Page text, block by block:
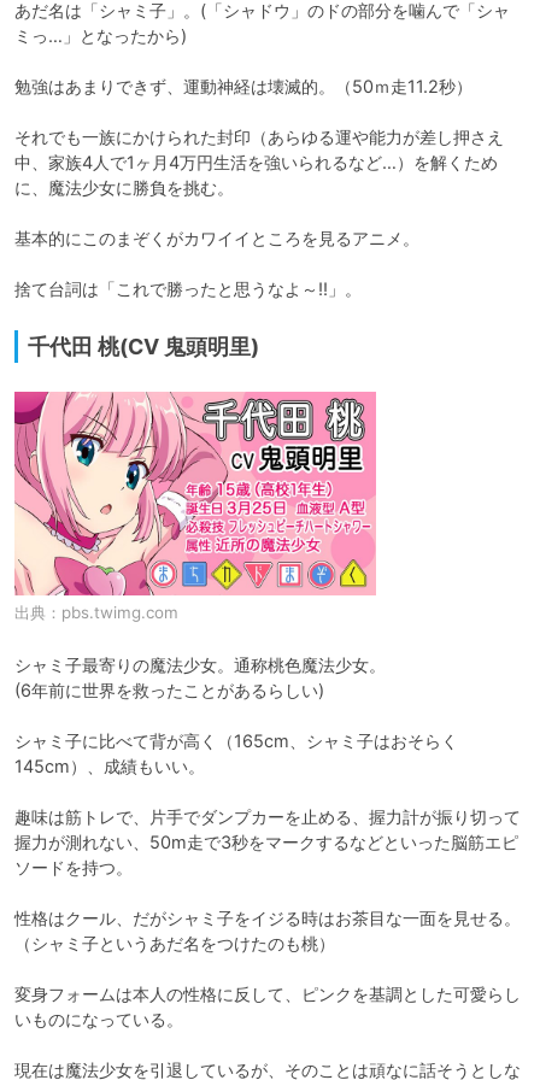
あだ名は「シャミ子」。(「シャドウ」のドの部分を噛んで「シャ
ミっ…」となったから)
勉強はあまりできず、運動神経は壊滅的。（50ｍ走11.2秒）
それでも一族にかけられた封印（あらゆる運や能力が差し押さえ
中、家族4人で1ヶ月4万円生活を強いられるなど…）を解くため
に、魔法少女に勝負を挑む。
基本的にこのまぞくがカワイイところを見るアニメ。
捨て台詞は「これで勝ったと思うなよ～!!」。
千代田 桃(CV 鬼頭明里)
出典： pbs.twimg.com
シャミ子最寄りの魔法少女。通称桃色魔法少女。
(6年前に世界を救ったことがあるらしい)
シャミ子に比べて背が高く（165cm、シャミ子はおそらく
145cm）、成績もいい。
趣味は筋トレで、片手でダンプカーを止める、握力計が振り切って
握力が測れない、50m走で3秒をマークするなどといった脳筋エピ
ソードを持つ。
性格はクール、だがシャミ子をイジる時はお茶目な一面を見せる。
（シャミ子というあだ名をつけたのも桃）
変身フォームは本人の性格に反して、ピンクを基調とした可愛らし
いものになっている。
現在は魔法少女を引退しているが、そのことは頑なに話そうとしな